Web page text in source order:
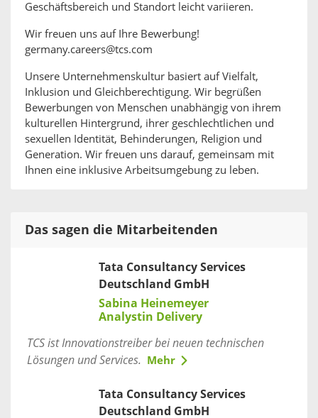
Geschäftsbereich und Standort leicht variieren.
Wir freuen uns auf Ihre Bewerbung!
germany.careers@tcs.com
Unsere Unternehmenskultur basiert auf Vielfalt,
Inklusion und Gleichberechtigung. Wir begrüßen
Bewerbungen von Menschen unabhängig von ihrem
kulturellen Hintergrund, ihrer geschlechtlichen und
sexuellen Identität, Behinderungen, Religion und
Generation. Wir freuen uns darauf, gemeinsam mit
Ihnen eine inklusive Arbeitsumgebung zu leben.
Das sagen die Mitarbeitenden
Tata Consultancy Services
Deutschland GmbH
Sabina Heinemeyer
Analystin Delivery
TCS ist Innovationstreiber bei neuen technischen
Lösungen und Services. Mehr
Tata Consultancy Services
Deutschland GmbH